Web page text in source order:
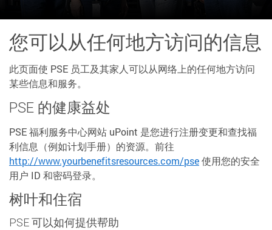
您可以从任何地方访问的信息
此页面使 PSE 员工及其家人可以从网络上的任何地方访问
某些信息和服务。
PSE 的健康益处
PSE 福利服务中心网站 uPoint 是您进行注册变更和查找福
利信息（例如计划手册）的资源。前往
http://www.yourbenefitsresources.com/pse使用您的安全
用户 ID 和密码登录。
树叶和住宿
PSE 可以如何提供帮助